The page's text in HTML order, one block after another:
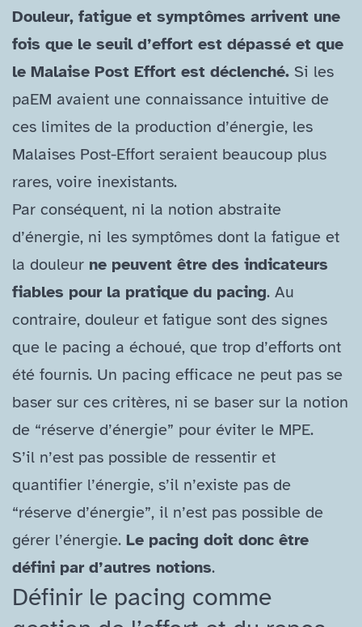
Douleur, fatigue et symptômes arrivent une
fois que le seuil d’effort est dépassé et que
le Malaise Post Effort est déclenché. Si les
paEM avaient une connaissance intuitive de
ces limites de la production d’énergie, les
Malaises Post-​Effort seraient beaucoup plus
rares, voire inexistants.
Par conséquent, ni la notion abstraite
d’énergie, ni les symptômes dont la fatigue et
la douleur ne peuvent être des indicateurs
fiables pour la pratique du pacing. Au
contraire, douleur et fatigue sont des signes
que le pacing a échoué, que trop d’efforts ont
été fournis. Un pacing efficace ne peut pas se
baser sur ces critères, ni se baser sur la notion
de “réserve d’énergie” pour éviter le MPE.
S’il n’est pas possible de ressentir et
quantifier l’énergie, s’il n’existe pas de
“réserve d’énergie”, il n’est pas possible de
gérer l’énergie. Le pacing doit donc être
défini par d’autres notions.
Définir le pacing comme